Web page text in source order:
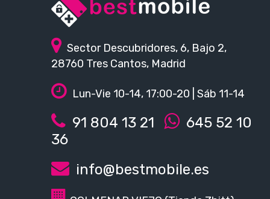
Sector Descubridores, 6, Bajo 2,
28760 Tres Cantos, Madrid
Lun-Vie 10-14, 17:00-20 | Sáb 11-14
91 804 13 21
645 52 10
36
info@bestmobile.es